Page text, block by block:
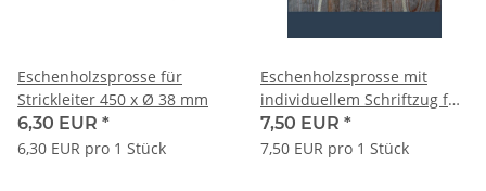
Eschenholzsprosse für
Strickleiter 450 x Ø 38 mm
6,30 EUR *
6,30 EUR pro 1 Stück
Eschenholzsprosse mit
individuellem Schriftzug für
Strickleiter 450 x Ø 38 mm
7,50 EUR *
7,50 EUR pro 1 Stück